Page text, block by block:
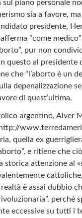
piano personale
sia a favore,
presidente,
“come
pur non
questo al presidente
che “l’aborto è un
depenalizzazione
di quest’ultima.
argentino, Alver
quella ex
e ritiene che
storica attenzione al
è assai dubbio
perché
eccessive su tutti i